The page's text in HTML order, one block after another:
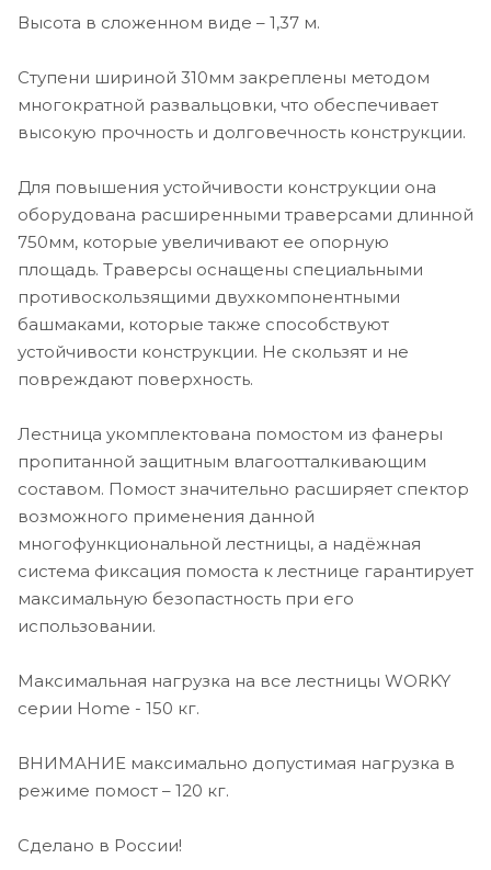
Высота в сложенном виде – 1,37 м.
Ступени шириной 310мм закреплены методом
многократной развальцовки, что обеспечивает
высокую прочность и долговечность конструкции.
Для повышения устойчивости конструкции она
оборудована расширенными траверсами длинной
750мм, которые увеличивают ее опорную
площадь. Траверсы оснащены специальными
противоскользящими двухкомпонентными
башмаками, которые также способствуют
устойчивости конструкции. Не скользят и не
повреждают поверхность.
Лестница укомплектована помостом из фанеры
пропитанной защитным влагоотталкивающим
составом. Помост значительно расширяет спектор
возможного применения данной
многофункциональной лестницы, а надёжная
система фиксация помоста к лестнице гарантирует
максимальную безопастность при его
использовании.
Максимальная нагрузка на все лестницы WORKY
серии Home - 150 кг.
ВНИМАНИЕ максимально допустимая нагрузка в
режиме помост – 120 кг.
Сделано в России!